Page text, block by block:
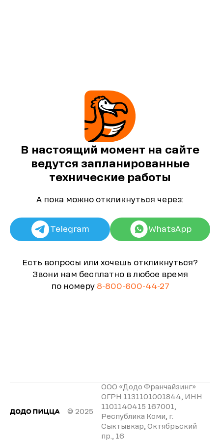
В настоящий момент на сайте
ведутся запланированные
технические работы
А пока можно откликнуться через:
Telegram WhatsApp
Есть вопросы или хочешь откликнуться?
Звони нам бесплатно в любое время
по номеру 8-800-600-44-27
© 2025
ООО «Додо Франчайзинг»
ОГРН 1131101001844, ИНН
1101140415 167001,
Республика Коми, г.
Сыктывкар, Октябрьский
пр., 16